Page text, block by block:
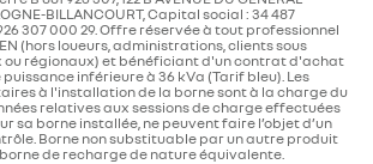
full LED
noir brillant
référence
195/60 R16
BILLANCOURT, Capital social : 34 487
307 000 29. Offre réservée à tout professionnel
(hors loueurs, administrations, clients sous
ou régionaux) et bénéficiant d'un contrat d'achat
inférieure à 36 kVa (Tarif bleu). Les
à l'installation de la borne sont à la charge du
relatives aux sessions de charge effectuées
sa borne installée, ne peuvent faire l’objet d’un
Borne non substituable par un autre produit
de recharge de nature équivalente.